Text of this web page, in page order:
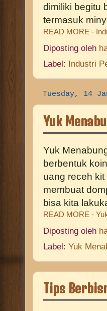
dimiliki begitu
termasuk
READ MORE -
Diposting oleh
Label: Industri
Tuesday, 14
Yuk
Yuk
berbentuk
uang receh
membuat
bisa kita
READ MORE -
Diposting oleh
Label: Yuk
Tips